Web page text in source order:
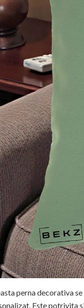
perna decorativa
Este potrivita